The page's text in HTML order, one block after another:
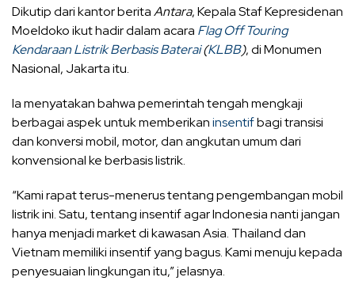
Dikutip dari kantor beritaAntara, Kepala Staf Kepresidenan
Moeldoko ikut hadir dalam acara Flag Off Touring
Kendaraan Listrik Berbasis Baterai(KLBB), di Monumen
Nasional, Jakarta itu.
Ia menyatakan bahwa pemerintah tengah mengkaji
berbagai aspek untuk memberikaninsentifbagi transisi
dan konversi mobil, motor, dan angkutan umum dari
konvensional ke berbasis listrik.
“Kami rapat terus-menerus tentang pengembangan mobil
listrik ini. Satu, tentang insentif agar Indonesia nanti jangan
hanya menjadi market di kawasan Asia. Thailand dan
Vietnam memiliki insentif yang bagus. Kami menuju kepada
penyesuaian lingkungan itu,” jelasnya.